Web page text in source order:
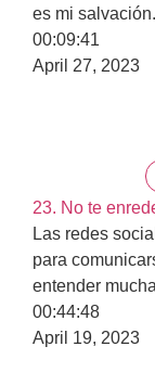
es mi salvación.
00:09:41
April 27, 2023
23. No te
Las redes
para
entender
00:44:48
April 19, 2023